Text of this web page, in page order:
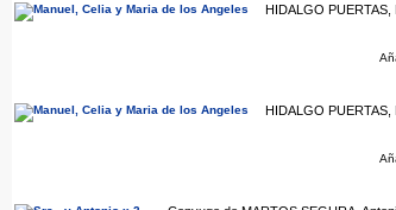
HIDALGO PUERTAS,
HIDALGO PUERTAS,